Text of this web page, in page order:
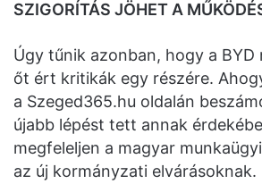
SZIGORÍTÁS JÖHET A
Úgy tűnik azonban, hogy a BYD
őt ért kritikák egy részére.
a Szeged365.hu oldalán
újabb lépést tett annak
megfeleljen a magyar
az új kormányzati elvárásoknak.